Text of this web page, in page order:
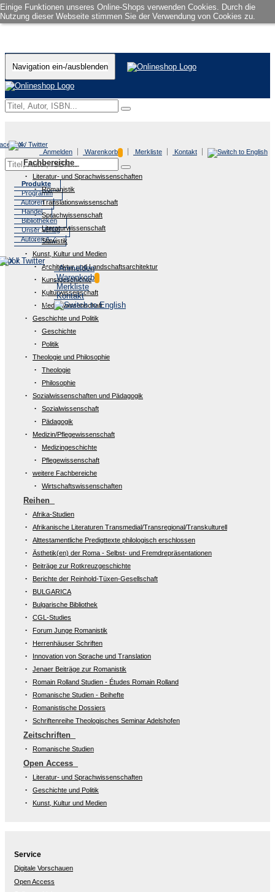
Einige Funktionen unseres Online-Shops verwenden Cookies. Durch die
Nutzung dieser Webseite stimmen Sie der Verwendung von Cookies zu.
Navigation ein-/ausblenden
Anmelden Warenkorb Merkliste Kontakt
Produkte
Programm
Autoren
Handel
Bibliotheken
Unser Verlag
Autoren A-Z
Anmelden
Warenkorb
Merkliste
Kontakt
Fachbereiche
Literatur- und Sprachwissenschaften
Romanistik
Translationswissenschaft
Sprachwissenschaft
Literaturwissenschaft
Slawistik
Kunst, Kultur und Medien
Architektur und Landschaftsarchitektur
Kunstgeschichte
Kulturwissenschaft
Medienwissenschaft
Geschichte und Politik
Geschichte
Politik
Theologie und Philosophie
Theologie
Philosophie
Sozialwissenschaften und Pädagogik
Sozialwissenschaft
Pädagogik
Medizin/Pflegewissenschaft
Medizingeschichte
Pflegewissenschaft
weitere Fachbereiche
Wirtschaftswissenschaften
Reihen
Afrika-Studien
Afrikanische Literaturen Transmedial/Transregional/Transkulturell
Alttestamentliche Predigttexte philologisch erschlossen
Ästhetik(en) der Roma - Selbst- und Fremdrepräsentationen
Beiträge zur Rotkreuzgeschichte
Berichte der Reinhold-Tüxen-Gesellschaft
BULGARICA
Bulgarische Bibliothek
CGL-Studies
Forum Junge Romanistik
Herrenhäuser Schriften
Innovation von Sprache und Translation
Jenaer Beiträge zur Romanistik
Romain Rolland Studien - Études Romain Rolland
Romanische Studien - Beihefte
Romanistische Dossiers
Schriftenreihe Theologisches Seminar Adelshofen
Zeitschriften
Romanische Studien
Open Access
Literatur- und Sprachwissenschaften
Geschichte und Politik
Kunst, Kultur und Medien
Service
Digitale Vorschauen
Open Access